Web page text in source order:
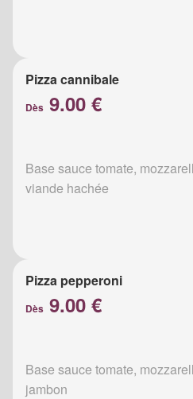
Pizza cannibale
Dès 9.00 €
Base sauce tomate,
viande hachée
Pizza pepperoni
Dès 9.00 €
Base sauce tomate,
jambon